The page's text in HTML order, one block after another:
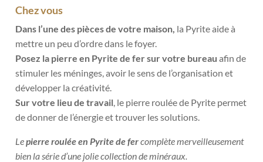
Chez vous
Dans l’une des pièces de votre maison, la Pyrite aide à
mettre un peu d’ordre dans le foyer.
Posez la pierre en Pyrite de fer sur votre bureau afin de
stimuler les méninges, avoir le sens de l’organisation et
développer la créativité.
Sur votre lieu de travail, le pierre roulée de Pyrite permet
de donner de l’énergie et trouver les solutions.
Lepierre roulée en Pyrite de fercomplète merveilleusement
bien la série d’une jolie collection de minéraux.